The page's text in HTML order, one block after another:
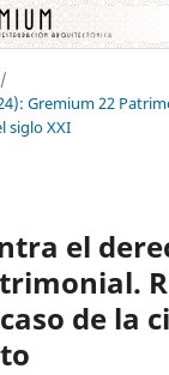
/
Gremium 22
siglo XXI
el
de la